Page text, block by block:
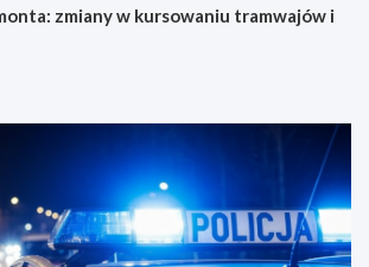
zmiany w kursowaniu tramwajów i